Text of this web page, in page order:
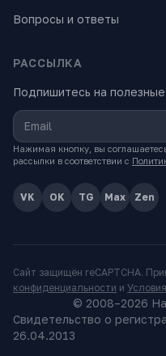
Вопросы и ответы
РАССЫЛКА
Подпишитесь на
Нажимая кнопку, вы
рассылки в соответствии с
VK OK TG Max Zen
Сайт защищён reCAPTCHA.
конфиденциальности и
© 2008–2026
Свидетельство о
26.04.2013